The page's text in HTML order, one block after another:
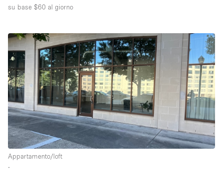
su base $60 al giorno
Appartamento/loft
∙